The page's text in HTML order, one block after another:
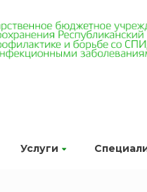
Услуги